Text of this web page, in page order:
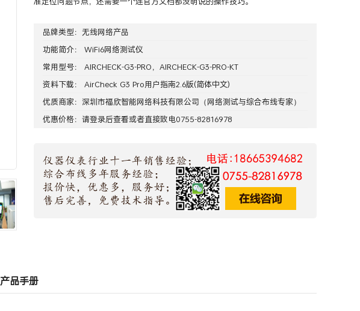
品牌类型： 无线网络产品
功能简介： WiFi6网络测试仪
常用型号： AIRCHECK-G3-PRO，AIRCHECK-G3-PRO-KT
资料下载： AirCheck G3 Pro用户指南2.6版(简体中文)
优质商家： 深圳市福欣智能网络科技有限公司 （网络测试与综合布线专家）
优惠价格：请登录后查看或者直接致电0755-82816978
产品手册